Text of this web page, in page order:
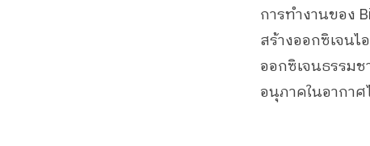
การทำงานของ
สร้างออกซิเจนไ
ออกซิเจนธรรมช
อนุภาคในอากา